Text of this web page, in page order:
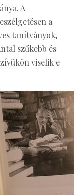
A
a
tanítványok,
szűkebb és
viselik e